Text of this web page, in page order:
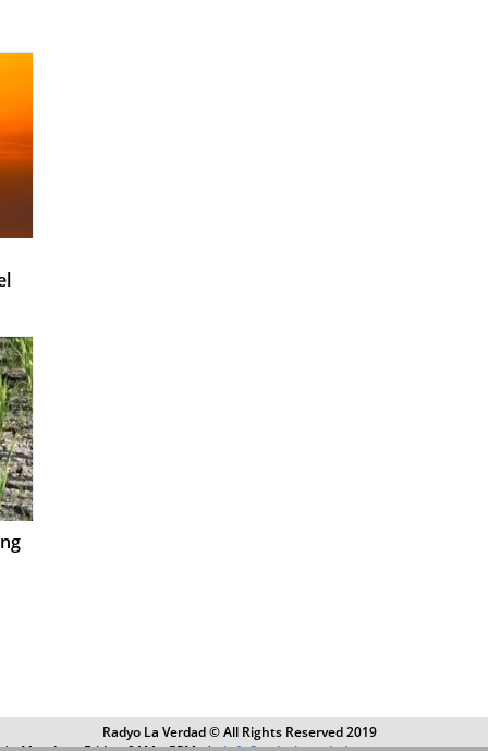
Radyo La Verdad © All Rights Reserved 2019